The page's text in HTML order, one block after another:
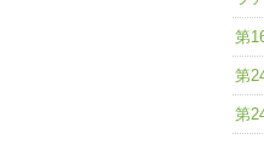
第
第
第